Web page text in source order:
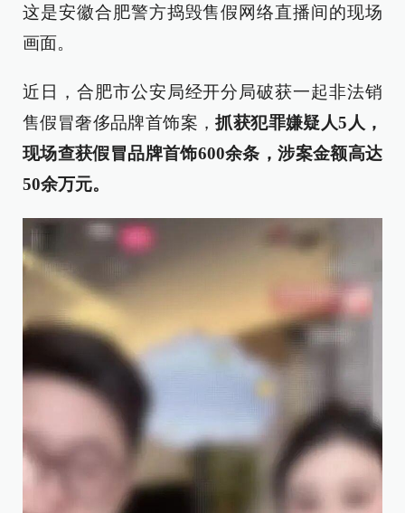
这是安徽合肥警方捣毁售假网络直播间的现场
画面。
近日，合肥市公安局经开分局破获一起非法销
售假冒奢侈品牌首饰案，抓获犯罪嫌疑人5人，
现场查获假冒品牌首饰600余条，涉案金额高达
50余万元。